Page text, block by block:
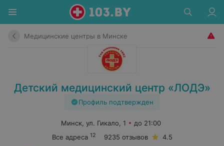
Медицинские центры в Минске
Детский медицинский центр «ЛОДЭ»
Профиль подтвержден
Минск, ул. Гикало, 1
до 21:00
Все адреса 12 9235 отзывов 4.5